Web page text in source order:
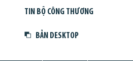
TIN BỘ CÔNG THƯƠNG
BẢN DESKTOP